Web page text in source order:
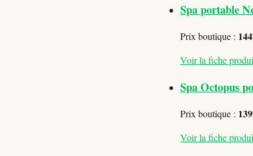
Spa portable
Prix boutique :
Voir la fiche
Spa Octopus
Prix boutique :
Voir la fiche